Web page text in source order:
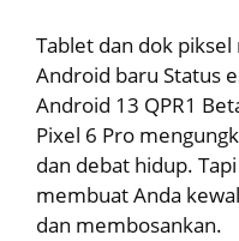
Tablet dan dok
Android baru Status
Android 13 QPR1
Pixel 6 Pro
dan debat hidup.
membuat Anda
dan membosankan.